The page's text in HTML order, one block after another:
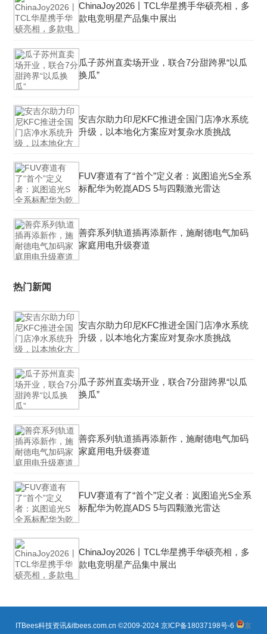
ChinaJoy2026丨TCL华星携手华硕亮相，多
款电竞明星产品集中展出
瓜子苏州直卖场开业，联合7分甜跨界“以瓜
换瓜”
安吉尔助力印尼KFC推进全国门店净水系统
升级，以本地化方案应对复杂水质挑战
FUV赛道有了“首个”定义者：岚图追光S全系
标配华为乾崑ADS 5与四颗激光雷达
善弈系列轨道插再添新作，施耐德电气加码
家庭用电升级赛道
热门新闻
安吉尔助力印尼KFC推进全国门店净水系统
升级，以本地化方案应对复杂水质挑战
瓜子苏州直卖场开业，联合7分甜跨界“以瓜
换瓜”
善弈系列轨道插再添新作，施耐德电气加码
家庭用电升级赛道
FUV赛道有了“首个”定义者：岚图追光S全系
标配华为乾崑ADS 5与四颗激光雷达
ChinaJoy2026丨TCL华星携手华硕亮相，多
款电竞明星产品集中展出
ITBees科技资讯&itbees.com.cn ©2009-2024 京ICP备18037198号-6 京